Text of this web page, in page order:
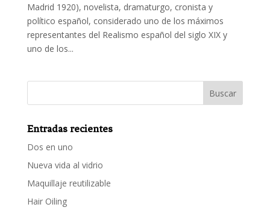
Madrid 1920), novelista, dramaturgo, cronista y
político español, considerado uno de los máximos
representantes del Realismo español del siglo XIX y
uno de los...
Entradas recientes
Dos en uno
Nueva vida al vidrio
Maquillaje reutilizable
Hair Oiling